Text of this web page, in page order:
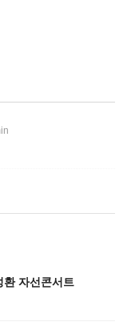
환 자선콘서트